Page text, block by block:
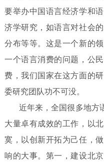
要举办中国语言经济学和
济学研究，如语言对社会
分布等等。这是一个新的
一个语言消费的问题，公
费，我们国家在这方面的
委研究团队功不可没。
近年来，全国很多地方
大量卓有成效的工作，以
寞，以创新开拓为己任，
响的大事。第一，建设北